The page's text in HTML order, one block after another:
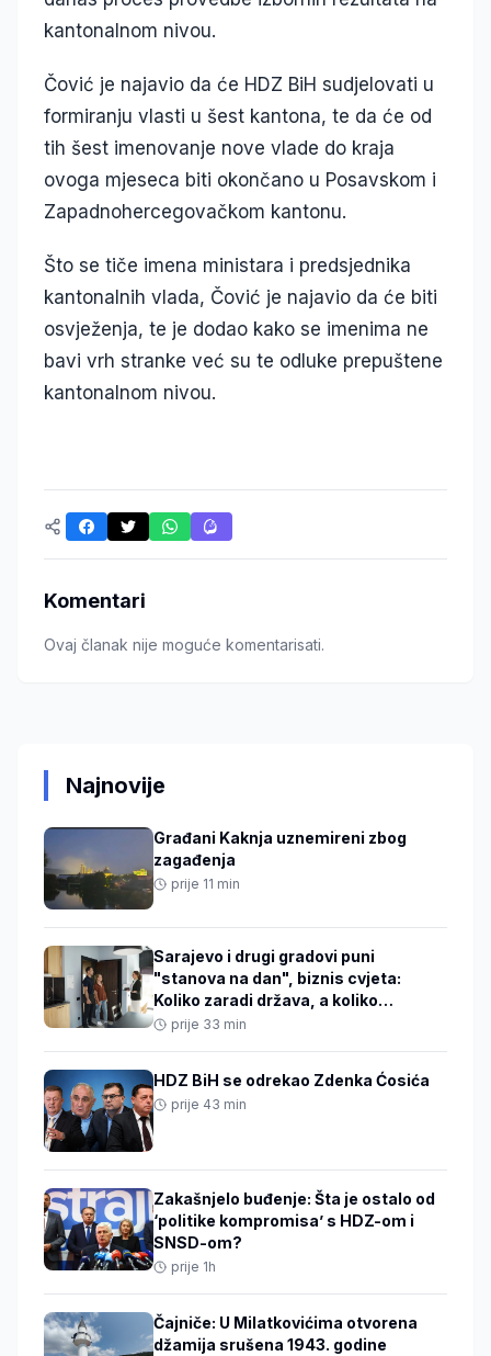
kantonalnom nivou.
Čović je najavio da će HDZ BiH sudjelovati u
formiranju vlasti u šest kantona, te da će od
tih šest imenovanje nove vlade do kraja
ovoga mjeseca biti okončano u Posavskom i
Zapadnohercegovačkom kantonu.
Što se tiče imena ministara i predsjednika
kantonalnih vlada, Čović je najavio da će biti
osvježenja, te je dodao kako se imenima ne
bavi vrh stranke već su te odluke prepuštene
kantonalnom nivou.
Komentari
Ovaj članak nije moguće komentarisati.
Najnovije
Građani Kaknja uznemireni zbog
zagađenja
prije 11 min
Sarajevo i drugi gradovi puni
"stanova na dan", biznis cvjeta:
Koliko zaradi država, a koliko
vlasnici, ko ih kontroliše
prije 33 min
HDZ BiH se odrekao Zdenka Ćosića
prije 43 min
Zakašnjelo buđenje: Šta je ostalo od
‘politike kompromisa’ s HDZ-om i
SNSD-om?
prije 1h
Čajniče: U Milatkovićima otvorena
džamija srušena 1943. godine